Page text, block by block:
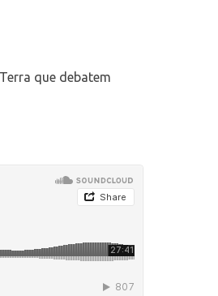
que debatem